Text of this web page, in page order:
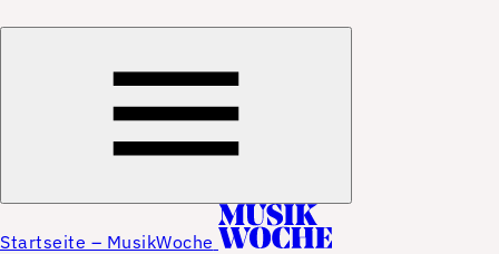
Startseite – MusikWoche